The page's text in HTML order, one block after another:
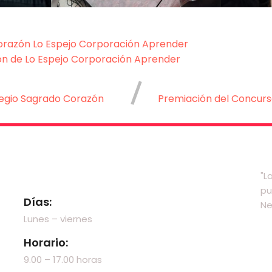
Lo Espejo Corporación Aprender
de Lo Espejo Corporación Aprender
Sagrado Corazón Premiación del
Días:
Lunes – viernes
Horario:
9.00 – 17.00 horas